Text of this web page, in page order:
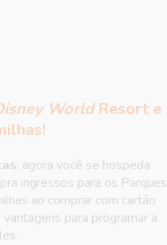
WorldResort e
, agora você se hospeda
ingressos para os Parques
ao comprar com cartão
para programar a